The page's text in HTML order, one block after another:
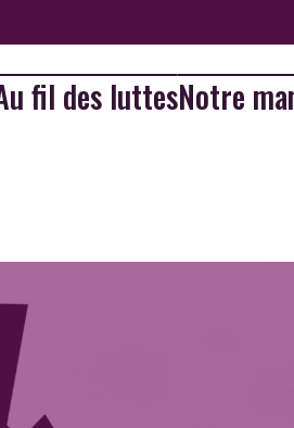
fil des luttesNotre